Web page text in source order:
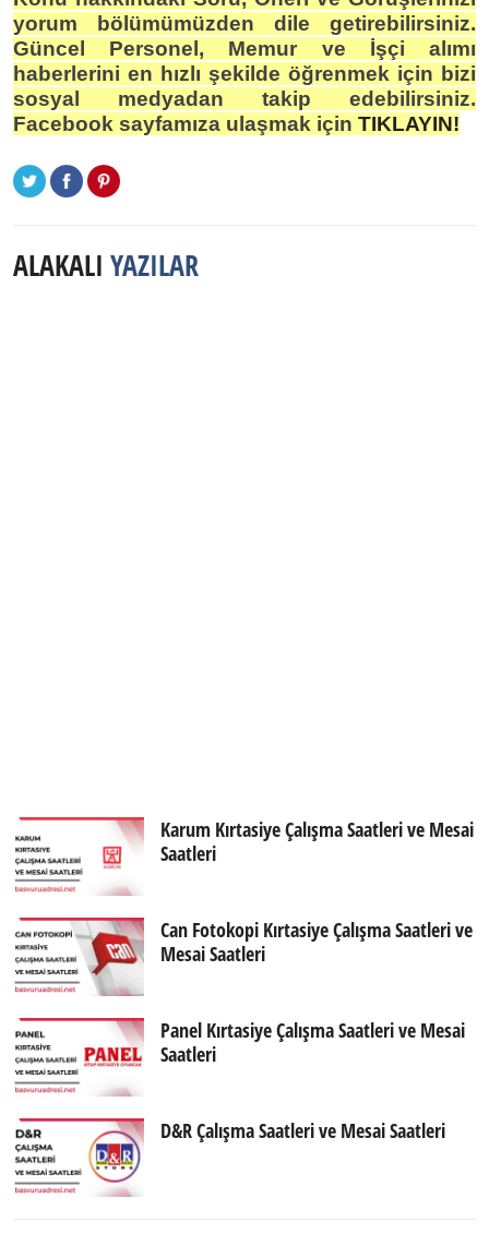
yorum bölümümüzden dile getirebilirsiniz.
Güncel Personel, Memur ve İşçi alımı
haberlerini en hızlı şekilde öğrenmek için bizi
sosyal medyadan takip edebilirsiniz.
Facebook sayfamıza ulaşmak için TIKLAYIN!
ALAKALI YAZILAR
Karum Kırtasiye Çalışma Saatleri ve Mesai
Saatleri
Can Fotokopi Kırtasiye Çalışma Saatleri ve
Mesai Saatleri
Panel Kırtasiye Çalışma Saatleri ve Mesai
Saatleri
D&R Çalışma Saatleri ve Mesai Saatleri